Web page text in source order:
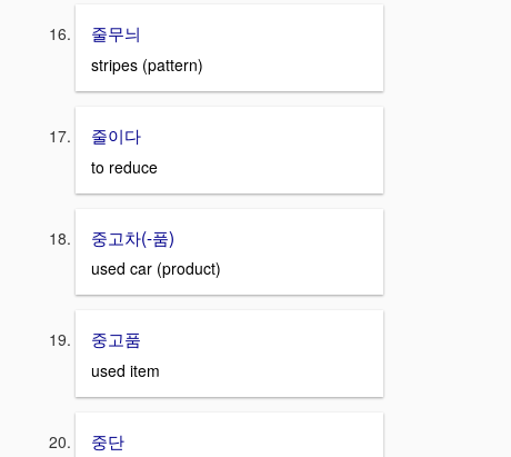
줄무늬
stripes (pattern)
줄이다
to reduce
중고차(-품)
used car (product)
중고품
used item
중단